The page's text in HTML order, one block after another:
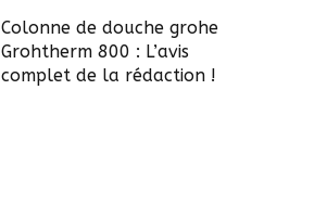
Colonne de douche grohe
Grohtherm 800 : L’avis
complet de la rédaction !